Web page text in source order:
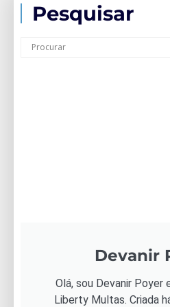
Pesquisar
Devanir
Olá, sou Devanir Poyer
Liberty Multas. Criada